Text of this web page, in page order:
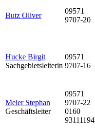
Butz Oliver
09571
9707-20
Hucke Birgit
Sachgebietsleiterin
09571
9707-16
Meier Stephan
Geschäftsleiter
09571
9707-22
0160
93111194